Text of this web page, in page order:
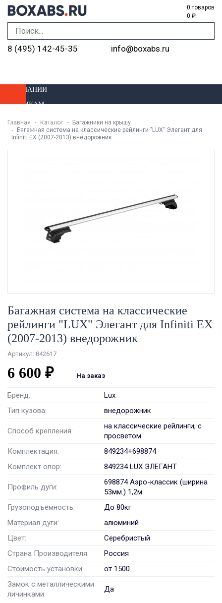
0 товаров
0 ₽
8 (495) 142-45-35 info@boxabs.ru
О КОМПАНИИ
ОПТОВИКАМ
ДОСТАВКА И ОПЛАТА
УСТАНОВКА
МАГАЗИНЫ
Главная Каталог
Багажники на крышу
Багажная система на классические рейлинги "LUX" Элегант для
Infiniti EX (2007-2013) внедорожник
Багажная система на классические
рейлинги "LUX" Элегант для Infiniti EX
(2007-2013) внедорожник
Артикул: 842617
6 600 ₽ На заказ
Бренд:
Lux
Тип кузова:
внедорожник
Способ крепления:
на классические рейлинги, с
просветом
Комплектация:
849234+698874
Комплект опор:
849234 LUX ЭЛЕГАНТ
Профиль дуги:
698874 Аэро-классик (ширина
53мм.) 1,2м
Грузоподъемность:
До 80кг
Материал дуги:
алюминий
Цвет:
Серебристый
Страна Производителя:
Россия
Стоимость установки:
от 1500
Замок с металлическими
личинками:
Да